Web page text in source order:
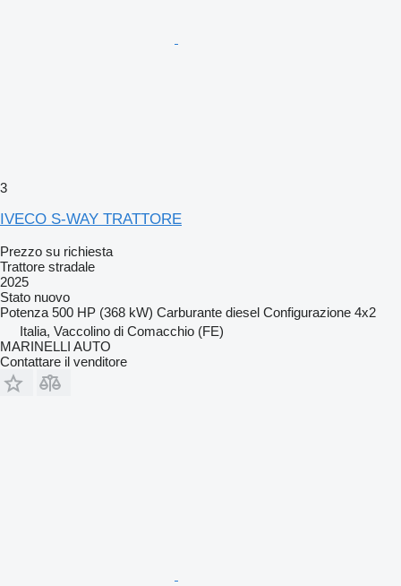
3
IVECO S-WAY TRATTORE
Prezzo su richiesta
Trattore stradale
2025
Stato nuovo
Potenza 500 HP (368 kW) Carburante diesel Configurazione 4x2
Italia, Vaccolino di Comacchio (FE)
MARINELLI AUTO
Contattare il venditore